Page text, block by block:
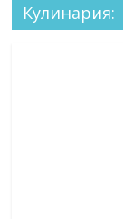
Кулинария: